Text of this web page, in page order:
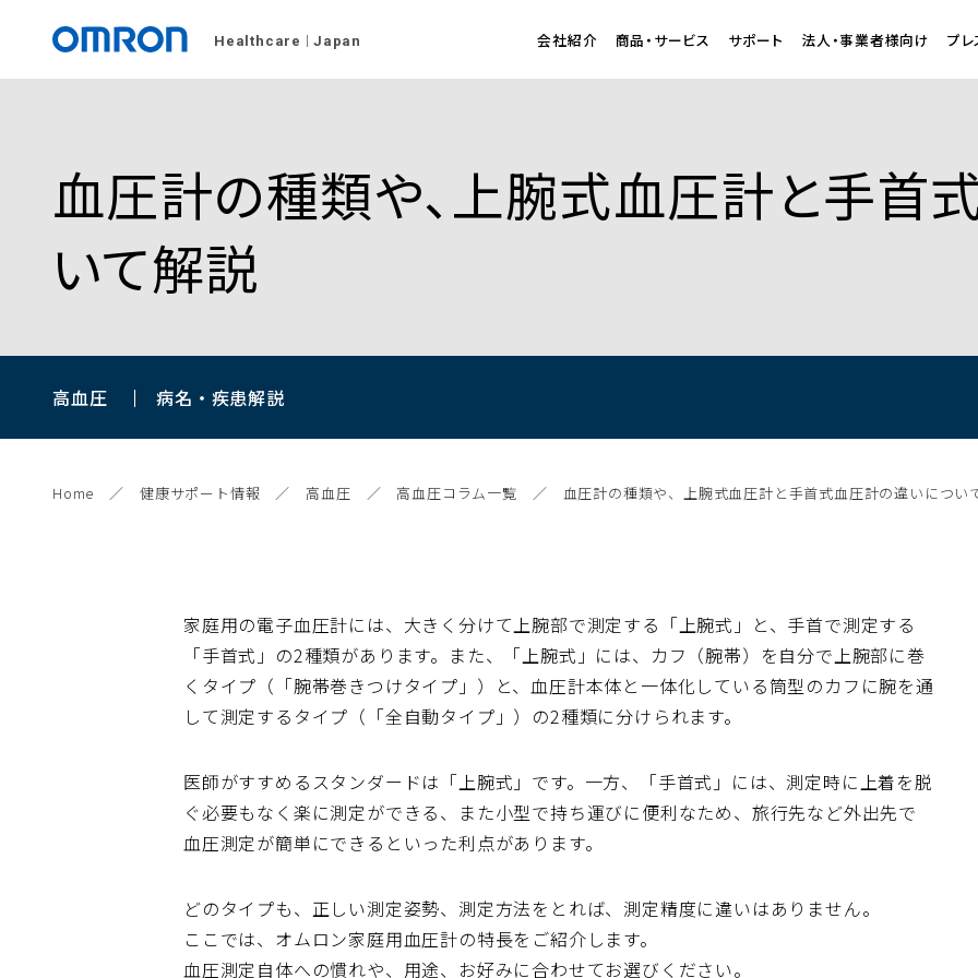
Healthcare Japan 会社紹介 商品・サービス サポート 法人・事業者様向け プ
血圧計の種類や、上腕式血圧計と手首
いて解説
高血圧 病名・疾患解説
Home 健康サポート情報 高血圧 高血圧コラム一覧 血圧計の種類や、上腕式血圧計と手首式血圧計の違いについ
家庭用の電子血圧計には、大きく分けて上腕部で測定する「上腕式」と、手首で測定する
「手首式」の2種類があります。また、「上腕式」には、カフ（腕帯）を自分で上腕部に巻
くタイプ（「腕帯巻きつけタイプ」）と、血圧計本体と一体化している筒型のカフに腕を通
して測定するタイプ（「全自動タイプ」）の2種類に分けられます。
医師がすすめるスタンダードは「上腕式」です。一方、「手首式」には、測定時に上着を脱
ぐ必要もなく楽に測定ができる、また小型で持ち運びに便利なため、旅行先など外出先で
血圧測定が簡単にできるといった利点があります。
どのタイプも、正しい測定姿勢、測定方法をとれば、測定精度に違いはありません。
ここでは、オムロン家庭用血圧計の特長をご紹介します。
血圧測定自体への慣れや、用途、お好みに合わせてお選びください。